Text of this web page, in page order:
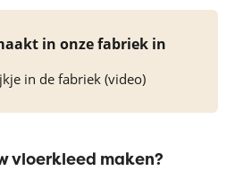
in onze fabriek in
in de fabriek (video)
vloerkleed maken?